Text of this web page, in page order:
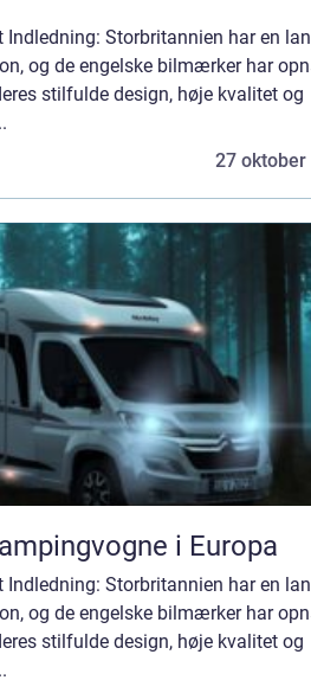
Storbritannien har en
og de engelske bilmærker har
stilfulde design, høje kvalitet og
27 oktober
i Europa
Storbritannien har en
og de engelske bilmærker har
stilfulde design, høje kvalitet og